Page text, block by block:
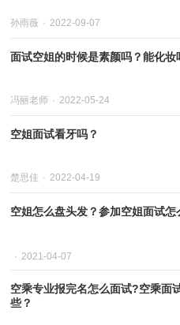
孙雨薇 2022-09-07
面试空姐的时候是素颜吗？能化妆
冯丽老师 2022-05-24
空姐面试看牙吗？
楚思佳 2022-04-19
空姐怎么盘头发？参加空姐面试怎
2021-04-07
空乘专业报完名怎么面试?空乘面
些？